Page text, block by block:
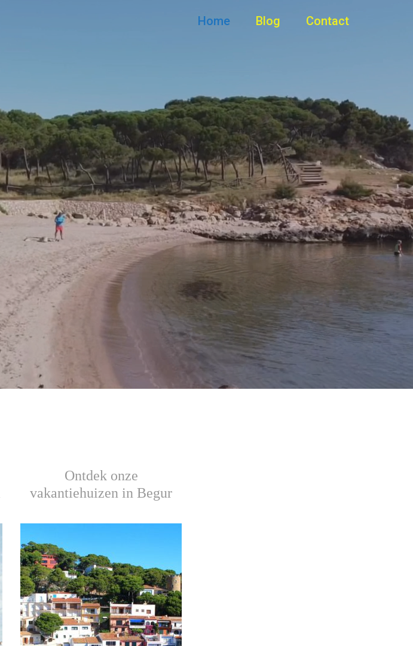
Home Blog Contact
Ontdek onze
vakantiehuizen in Begur